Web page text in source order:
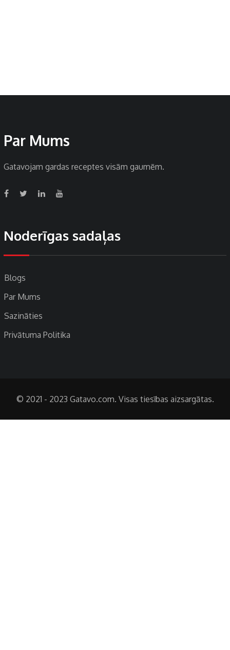
Par Mums
Gatavojam gardas receptes visām gaumēm.
Noderīgas sadaļas
Blogs
Par Mums
Sazināties
Privātuma Politika
© 2021 - 2023 Gatavo.com. Visas tiesības aizsargātas.